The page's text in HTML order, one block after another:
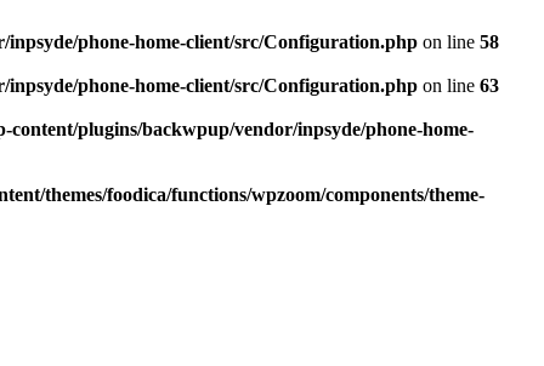
phone-home-client/src/Configuration.php on line 58
phone-home-client/src/Configuration.php on line 63
content/plugins/backwpup/vendor/inpsyde/phone-home-
themes/foodica/functions/wpzoom/components/theme-